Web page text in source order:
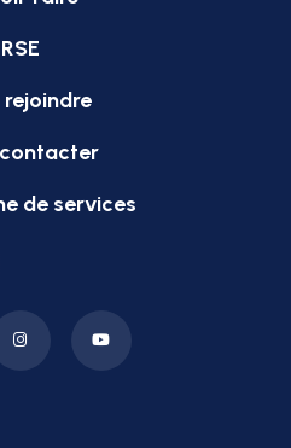
RSE
rejoindre
de services